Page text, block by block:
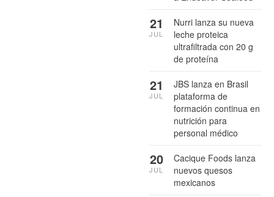
Nurri lanza su nueva
leche proteica
ultrafiltrada con 20 g
de proteína
21
JUL
JBS lanza en Brasil
plataforma de
formación continua en
nutrición para
personal médico
21
JUL
Cacique Foods lanza
nuevos quesos
mexicanos
20
JUL